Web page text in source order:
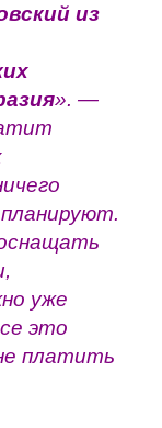
из
». —
уже
это
платить